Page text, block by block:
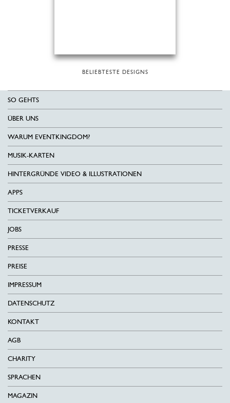
BELIEBTESTE DESIGNS
SO GEHTS
ÜBER UNS
WARUM EVENTKINGDOM?
MUSIK-KARTEN
HINTERGRÜNDE VIDEO & ILLUSTRATIONEN
APPS
TICKETVERKAUF
JOBS
PRESSE
PREISE
IMPRESSUM
DATENSCHUTZ
KONTAKT
AGB
CHARITY
SPRACHEN
MAGAZIN